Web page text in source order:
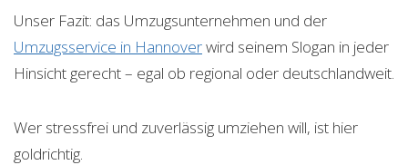
Unser Fazit: das Umzugsunternehmen und der
Umzugsservice in Hannoverwird seinem Slogan in jeder
Hinsicht gerecht – egal ob regional oder deutschlandweit.
Wer stressfrei und zuverlässig umziehen will, ist hier
goldrichtig.